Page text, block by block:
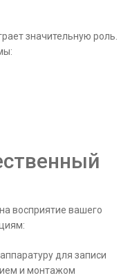
значительную роль.
восприятие вашего
для записи
и монтажом